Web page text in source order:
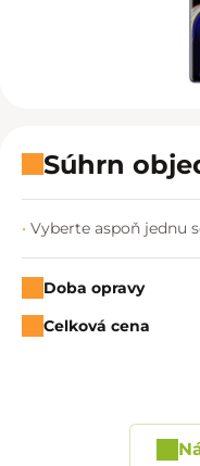
Súhrn
Vyberte aspoň jednu
Doba opravy
Celková cena